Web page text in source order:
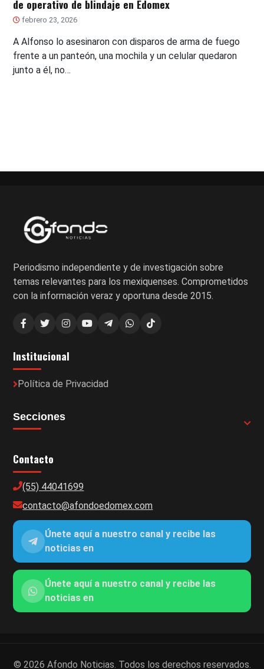
de operativo de blindaje en Edomex
febrero 23, 2026
A Alfonso lo asesinaron con disparos de arma de fuego
frente a un panteón, una mochila y un celular quedaron
junto a él, no…
entradas
Periodismo independiente y de investigación sobre
temas relevantes para los mexiquenses. Comprometidos
con la información veraz y oportuna desde 2015.
Institucional
Política de Privacidad
Secciones
Contacto
(55) 44041699
contacto@afondoedomex.com
Únete aquí a nuestro canal y recibe las
noticias en
Únete aquí a nuestro canal y recibe las
noticias en
© 2026 Afondo Noticias. Todos los derechos reservados.